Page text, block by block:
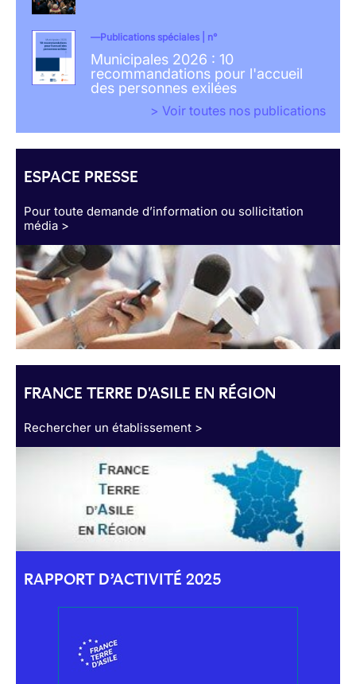
Publications spéciales | n°
Municipales 2026 : 10
recommandations pour l'accueil
des personnes exilées
> Voir toutes nos publications
ESPACE PRESSE
Pour toute demande d’information ou sollicitation
média >
FRANCE TERRE D'ASILE EN RÉGION
Rechercher un établissement >
RAPPORT D’ACTIVITÉ 2025